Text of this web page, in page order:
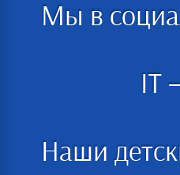
Мы в
IT
Наши